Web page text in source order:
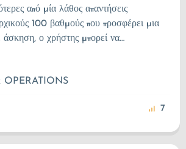
από μία λάθος απαντήσεις
100 βαθμούς που προσφέρει μια
ο χρήστης μπορεί να
οι υποδείξεις...
OPERATIONS
7